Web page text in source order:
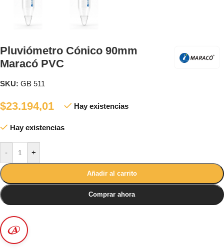
Pluviómetro Cónico 90mm
Maracó PVC
SKU: GB 511
$23.194,01 Hay existencias
Hay existencias
- +
Añadir al carrito
Comprar ahora